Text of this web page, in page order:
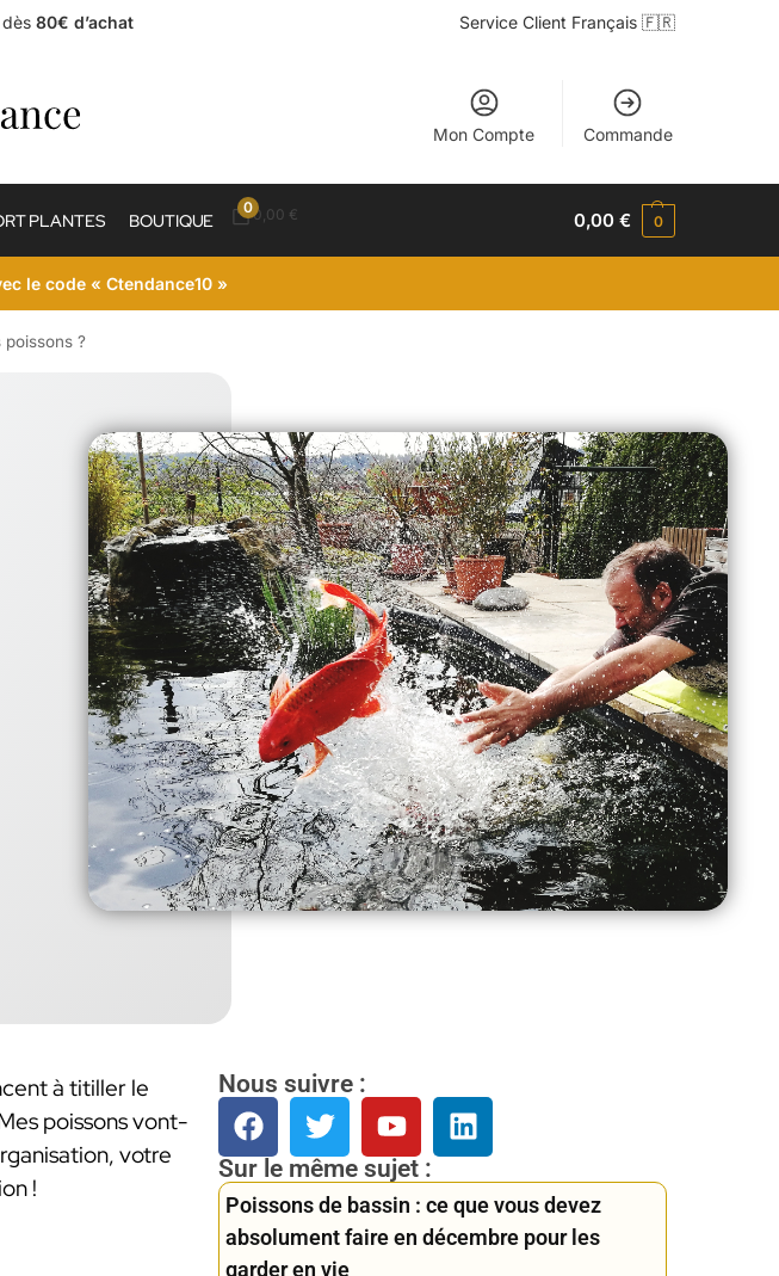
80€ d’achat Service Client Français 🇫🇷
Mon Compte Commande
PLANTES BOUTIQUE
00,00 € 0,00€ 0
le code « Ctendance10 »
?
à titiller le
poissons vont-
votre
!
Nous suivre :
Sur le même sujet :
Poissons de bassin : ce que vous devez
absolument faire en décembre pour les
garder en vie